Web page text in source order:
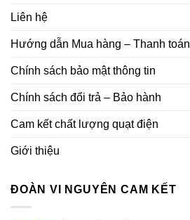
Liên hệ
Hướng dẫn Mua hàng – Thanh toán
Chính sách bảo mật thông tin
Chính sách đổi trả – Bảo hành
Cam kết chất lượng quạt điện
Giới thiệu
ĐOÀN VI NGUYÊN CAM KẾT